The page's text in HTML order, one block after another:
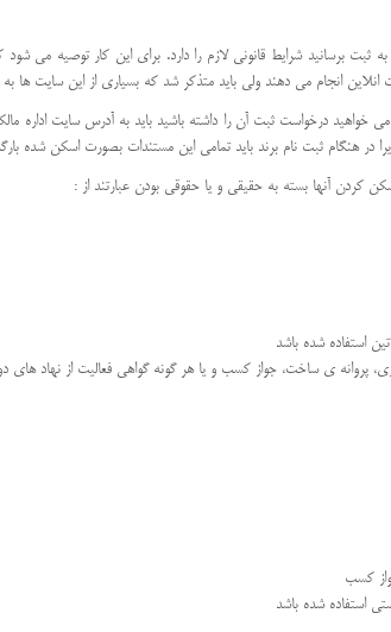
ثبت برسانید شرایط قانونی لازم را دارد. برای این کار توصیه می
انجام می دهند ولی باید متذکر شد که بسیاری از این سایت ها به
خواهید درخواست ثبت آن را داشته باشید باید به آدرس سایت اداره
در هنگام ثبت نام برند باید تمامی این مستندات بصورت اسکن شده
کردن آنها بسته به حقیقی و یا حقوقی بودن عبارتند از :
استفاده شده باشد
پروانه ی ساخت، جواز کسب و یا هر گونه گواهی فعالیت از نهاد های
کسب
استفاده شده باشد